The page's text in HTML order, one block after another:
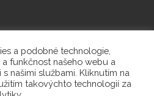
| Tvorba webových
NET boost
a podobné technologie,
funkčnost našeho webu a
našimi službami. Kliknutím na
takovýchto technologií za